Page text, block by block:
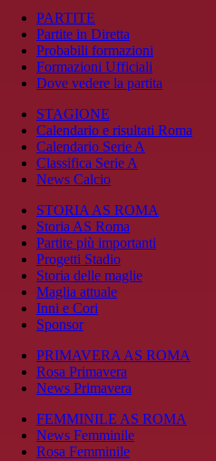
PARTITE
Partite in Diretta
Probabili formazioni
Formazioni Ufficiali
Dove vedere la partita
STAGIONE
Calendario e risultati Roma
Calendario Serie A
Classifica Serie A
News Calcio
STORIA AS ROMA
Storia AS Roma
Partite più importanti
Progetti Stadio
Storia delle maglie
Maglia attuale
Inni e Cori
Sponsor
PRIMAVERA AS ROMA
Rosa Primavera
News Primavera
FEMMINILE AS ROMA
News Femminile
Rosa Femminile